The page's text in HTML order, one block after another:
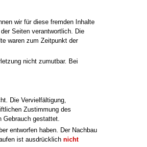
wir für diese fremden Inhalte
Seiten verantwortlich. Die
waren zum Zeitpunkt der
nicht zumutbar. Bei
Die Vervielfältigung,
Zustimmung des
Gebrauch gestattet.
entworfen haben. Der Nachbau
ist ausdrücklich nicht